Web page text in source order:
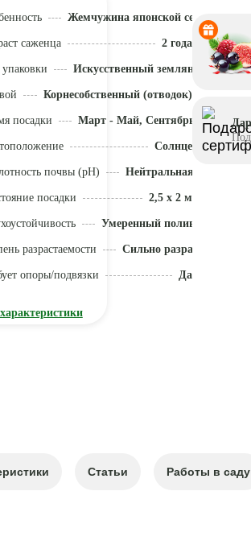
Жемчужина японской селекции!
саженца 2 года
Искусственный земляной ком
Корнесобственный (отводок)
посадки Март - Май, Сентябрь - Октябрь
Солнце
почвы (pH) Нейтральная (5,5 - 7)
посадки 2,5 x 2 м
Умеренный полив
разрастаемости Сильно разрастается
опоры/подвязки Да
Статьи Работы в саду